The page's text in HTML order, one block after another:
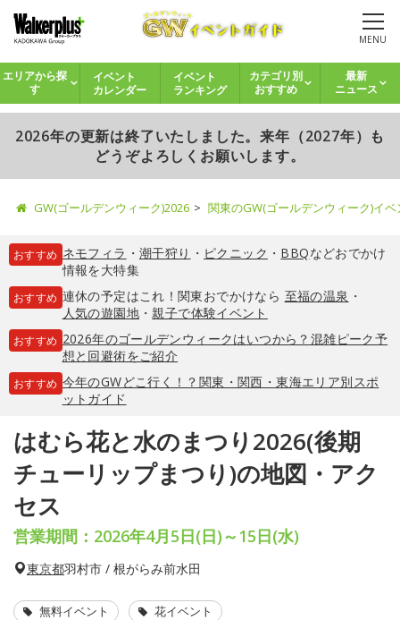
MENU
エリアから探
す
イベント
カレンダー
イベント
ランキング
カテゴリ別
おすすめ
最新
ニュース
2026年の更新は終了いたしました。来年（2027年）も
どうぞよろしくお願いします。
GW(ゴールデンウィーク)2026 関東のGW(ゴールデンウィーク)イ
おすすめ ネモフィラ ・ 潮干狩り ・ ピクニック ・ BBQなどおでかけ
情報を大特集
おすすめ 連休の予定はこれ！関東おでかけなら 至福の温泉 ・
人気の遊園地・親子で体験イベント
おすすめ 2026年のゴールデンウィークはいつから？混雑ピーク予
想と回避術をご紹介
おすすめ 今年のGWどこ行く！？関東・関西・東海エリア別スポ
ットガイド
はむら花と水のまつり2026(後期
チューリップまつり)の地図・アク
セス
営業期間：2026年4月5日(日)～15日(水)
東京都羽村市 / 根がらみ前水田
無料イベント 花イベント